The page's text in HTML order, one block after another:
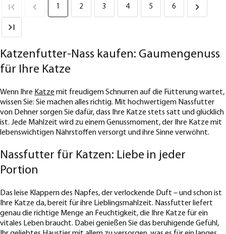
1 2 3 4 5 6
Katzenfutter-Nass kaufen: Gaumengenuss
für Ihre Katze
Wenn Ihre Katze mit freudigem Schnurren auf die Fütterung wartet,
wissen Sie: Sie machen alles richtig. Mit hochwertigem Nassfutter
von Dehner sorgen Sie dafür, dass Ihre Katze stets satt und glücklich
ist. Jede Mahlzeit wird zu einem Genussmoment, der Ihre Katze mit
lebenswichtigen Nährstoffen versorgt und ihre Sinne verwöhnt.
Nassfutter für Katzen: Liebe in jeder
Portion
Das leise Klappern des Napfes, der verlockende Duft – und schon ist
Ihre Katze da, bereit für ihre Lieblingsmahlzeit. Nassfutter liefert
genau die richtige Menge an Feuchtigkeit, die Ihre Katze für ein
vitales Leben braucht. Dabei genießen Sie das beruhigende Gefühl,